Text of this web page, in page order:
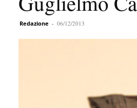
Redazione - 06/12/2013